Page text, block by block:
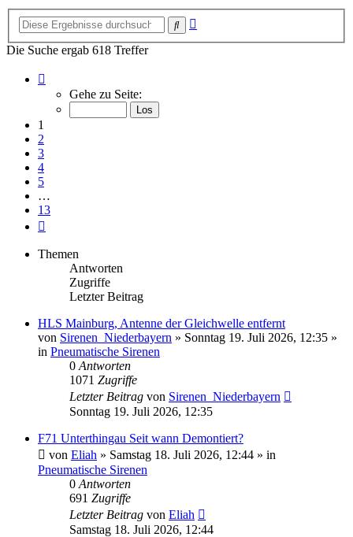
Suche
Die Suche ergab 618 Treffer
von
Gehe zu Seite:
1
2
3
4
5
…
13
Themen
Antworten
Zugriffe
Letzter Beitrag
HLS Mainburg, Antenne der Gleichwelle entfernt
von Sirenen_Niederbayern » Sonntag 19. Juli 2026, 12:35 »
in Pneumatische Sirenen
0 Antworten
1071 Zugriffe
Letzter Beitrag von Sirenen_Niederbayern
Sonntag 19. Juli 2026, 12:35
F71 Unterthingau Seit wann Demontiert?
von Eliah » Samstag 18. Juli 2026, 12:44 » in
Pneumatische Sirenen
0 Antworten
691 Zugriffe
Letzter Beitrag von Eliah
Samstag 18. Juli 2026, 12:44